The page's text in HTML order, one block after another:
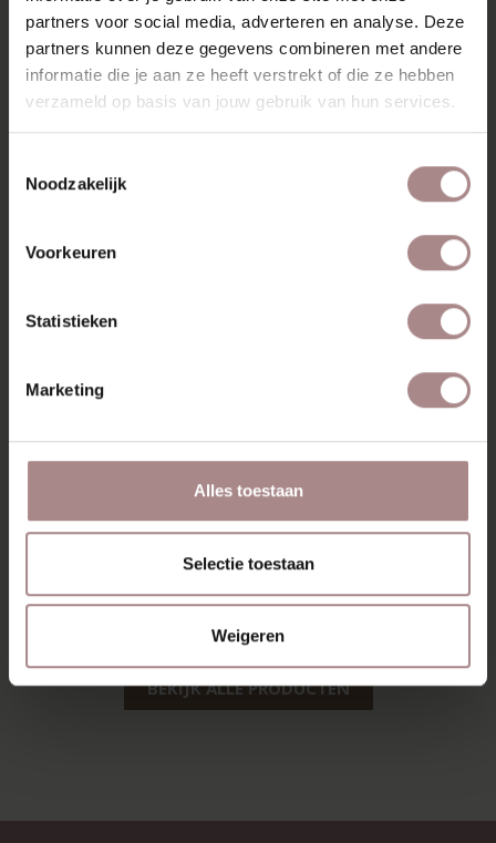
partners voor social media, adverteren en analyse. Deze
partners kunnen deze gegevens combineren met andere
informatie die je aan ze heeft verstrekt of die ze hebben
verzameld op basis van jouw gebruik van hun services.
Noodzakelijk
Voorkeuren
Statistieken
Marketing
Alles toestaan
Selectie toestaan
Weigeren
ZAKELIJK
MISSCHIEN VIND JE DIT
EDSKE | EIKEN EDSKE | ZWART
BEKIJK ALLE PRODUCTEN